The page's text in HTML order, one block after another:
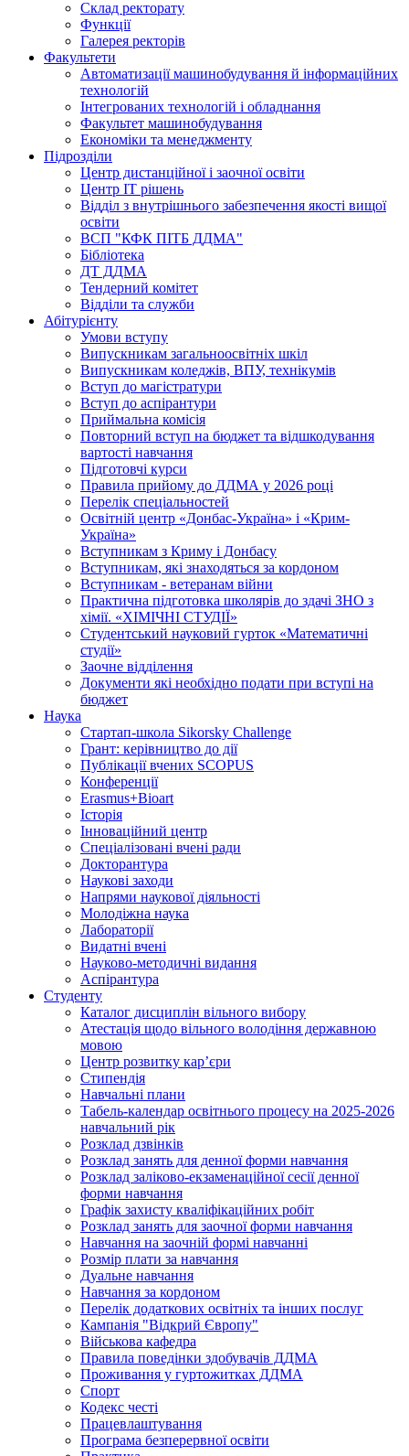
Склад ректорату
Функції
Галерея ректорів
Факультети
Автоматизації машинобудування й інформаційних
технологій
Інтегрованих технологій і обладнання
Факультет машинобудування
Економіки та менеджменту
Підрозділи
Центр дистанційної і заочної освіти
Центр ІТ рішень
Відділ з внутрішнього забезпечення якості вищої
освіти
ВСП "КФК ПІТБ ДДМА"
Бібліотека
ДТ ДДМА
Тендерний комітет
Відділи та служби
Абітурієнту
Умови вступу
Випускникам загальноосвітніх шкіл
Випускникам коледжів, ВПУ, технікумів
Вступ до магістратури
Вступ до аспірантури
Приймальна комісія
Повторний вступ на бюджет та відшкодування
вартості навчання
Підготовчі курси
Правила прийому до ДДМА у 2026 році
Перелік спеціальностей
Освітній центр «Донбас-Україна» і «Крим-
Україна»
Вступникам з Криму і Донбасу
Вступникам, які знаходяться за кордоном
Вступникам - ветеранам війни
Практична підготовка школярів до здачі ЗНО з
хімії. «ХІМІЧНІ СТУДІЇ»
Студентський науковий гурток «Математичні
студії»
Заочне відділення
Документи які необхідно подати при вступі на
бюджет
Наука
Стартап-школа Sikorsky Challenge
Грант: керівництво до дії
Публікації вчених SCOPUS
Конференції
Erasmus+Bioart
Історія
Інноваційний центр
Спеціалізовані вчені ради
Докторантура
Наукові заходи
Напрями наукової діяльності
Молодіжна наука
Лабораторії
Видатні вчені
Науково-методичні видання
Аспірантура
Студенту
Каталог дисциплін вільного вибору
Атестація щодо вільного володіння державною
мовою
Центр розвитку кар’єри
Стипендія
Навчальні плани
Табель-календар освітнього процесу на 2025-2026
навчальний рік
Розклад дзвінків
Розклад занять для денної форми навчання
Розклад заліково-екзаменаційної сесії денної
форми навчання
Графік захисту кваліфікаційних робіт
Розклад занять для заочної форми навчання
Навчання на заочній формі навчанні
Розмір плати за навчання
Дуальне навчання
Навчання за кордоном
Перелік додаткових освітніх та інших послуг
Кампанія "Відкрий Європу"
Військова кафедра
Правила поведінки здобувачів ДДМА
Проживання у гуртожитках ДДМА
Спорт
Кодекс честі
Працевлаштування
Програма безперервної освіти